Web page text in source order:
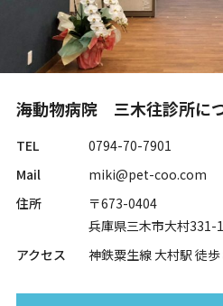
海動物病院 三木往診所に
TEL
0794-70-7901
Mail
miki@pet-coo.com
住所
〒673-0404
兵庫県三木市大村331-1
アクセス
神鉄粟生線 大村駅 徒